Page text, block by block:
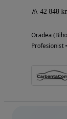
42 848
Oradea
Profesionist